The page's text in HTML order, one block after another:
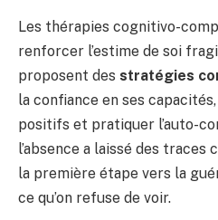
Les thérapies cognitivo-
renforcer l’estime de soi
proposent des stratégies
la confiance en ses
positifs et pratiquer l’auto-
l’absence a laissé des
la première étape vers la
ce qu’on refuse de voir.